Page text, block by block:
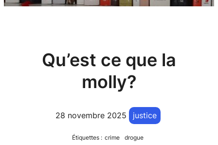
Qu’est ce que la
molly?
28 novembre 2025 justice
Étiquettes : crime drogue